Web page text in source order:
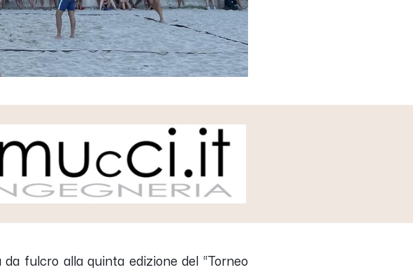
fulcro alla quinta edizione del “Torneo